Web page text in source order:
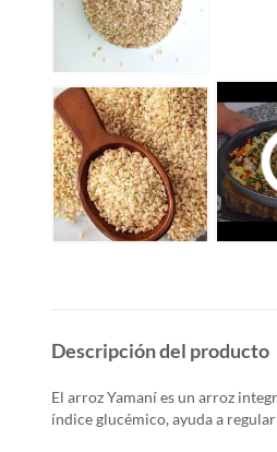
Descripción del producto
El arroz Yamaní es un arroz
índice glucémico, ayuda a